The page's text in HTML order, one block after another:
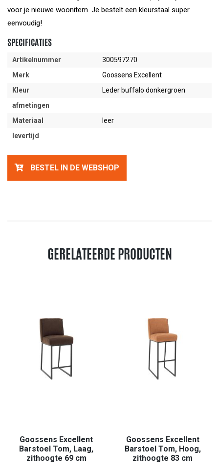
voor je nieuwe woonitem. Je bestelt een kleurstaal super
eenvoudig!
SPECIFICATIES
Artikelnummer
300597270
Merk
Goossens Excellent
Kleur
Leder buffalo donkergroen
afmetingen
Materiaal
leer
levertijd
BESTEL IN DE WEBSHOP
GERELATEERDE PRODUCTEN
Goossens Excellent
Barstoel Tom, Laag,
zithoogte 69 cm
Goossens Excellent
Barstoel Tom, Hoog,
zithoogte 83 cm